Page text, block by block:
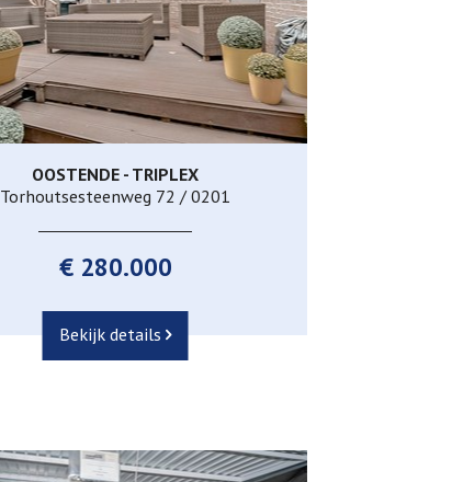
230 m² 3
OOSTENDE - TRIPLEX
Torhoutsesteenweg 72 / 0201
€ 280.000
Bekijk details